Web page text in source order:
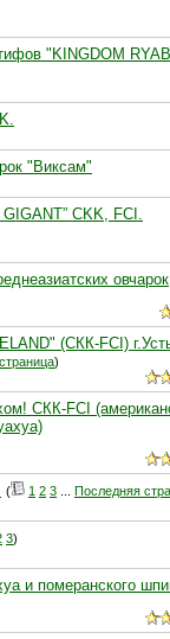
"KINGDOM
"Виксам"
CKK, FCI.
овчарок
(СКК-FCI)
)
СКК-FCI
( 1 2 3
Последняя
3)
и померанского